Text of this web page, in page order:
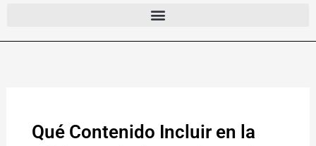
Qué Contenido Incluir en la